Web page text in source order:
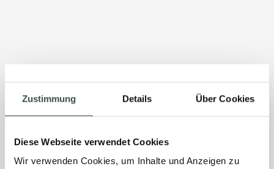
Zustimmung Details Über Cookies
Diese Webseite verwendet Cookies
Wir verwenden Cookies, um Inhalte und Anzeigen zu